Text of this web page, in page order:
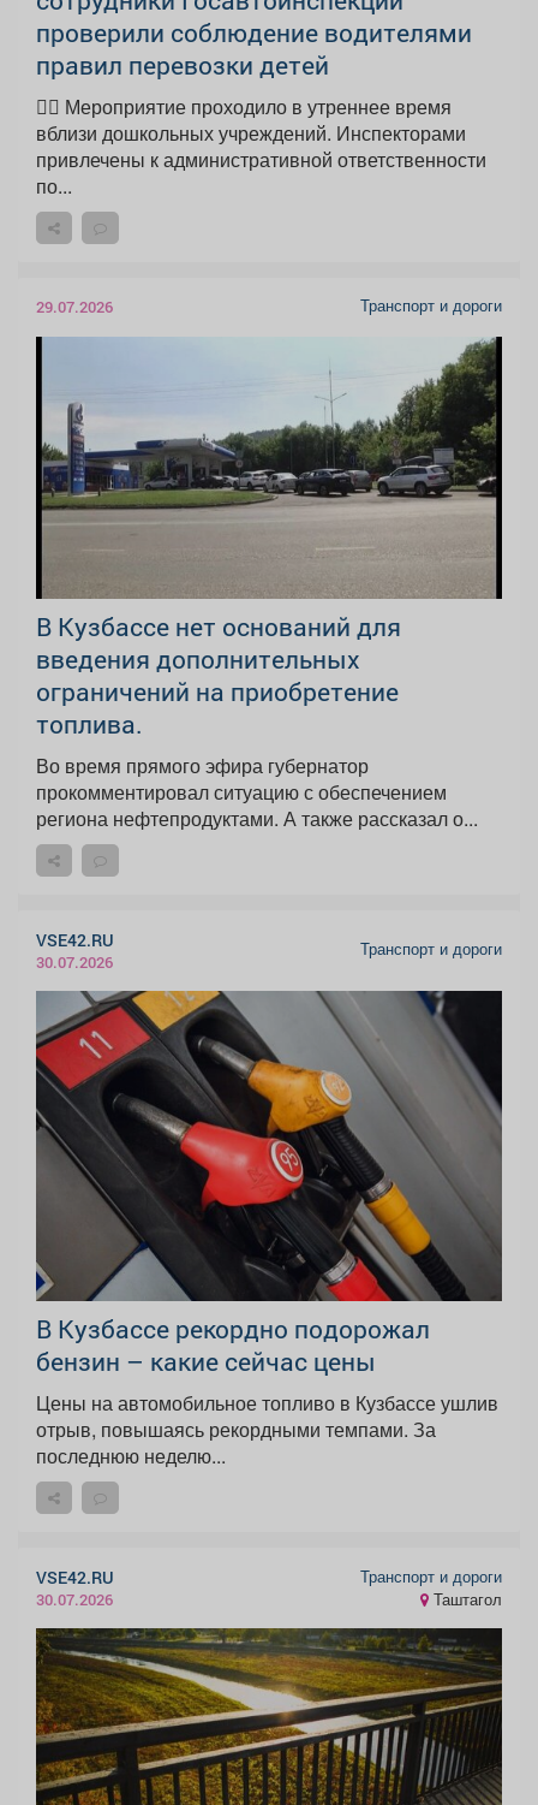
проверили соблюдение водителями
правил перевозки детей
👮‍♂ Мероприятие проходило в утреннее время
вблизи дошкольных учреждений. Инспекторами
привлечены к административной ответственности
по...
29.07.2026 Транспорт и дороги
В Кузбассе нет оснований для
введения дополнительных
ограничений на приобретение
топлива.
Во время прямого эфира губернатор
прокомментировал ситуацию с обеспечением
региона нефтепродуктами. А также рассказал о...
VSE42.RU
30.07.2026
Транспорт и дороги
В Кузбассе рекордно подорожал
бензин – какие сейчас цены
Цены на автомобильное топливо в Кузбассе ушлив
отрыв, повышаясь рекордными темпами. За
последнюю неделю...
VSE42.RU
30.07.2026
Транспорт и дороги
Таштагол